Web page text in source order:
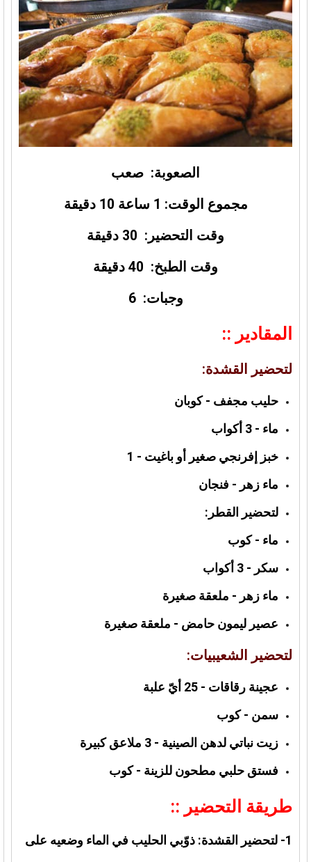
الصعوبة: صعب
مجموع الوقت: 1 ساعة 10 دقيقة
وقت التحضير: 30 دقيقة
وقت الطبخ: 40 دقيقة
وجبات: 6
المقادير ::
لتحضير القشدة:
حليب مجفف - كوبان
ماء - 3 أكواب
خبز إفرنجي صغير أو باغيت - 1
ماء زهر - فنجان
لتحضير القطر:
ماء - كوب
سكر - 3 أكواب
ماء زهر - ملعقة صغيرة
عصير ليمون حامض - ملعقة صغيرة
لتحضير الشعيبيات:
عجينة رقاقات - 25 أيّ علبة
سمن - كوب
زيت نباتي لدهن الصينية - 3 ملاعق كبيرة
فستق حلبي مطحون للزينة - كوب
طريقة التحضير ::
1- لتحضير القشدة: ذوّبي الحليب في الماء وضعيه على